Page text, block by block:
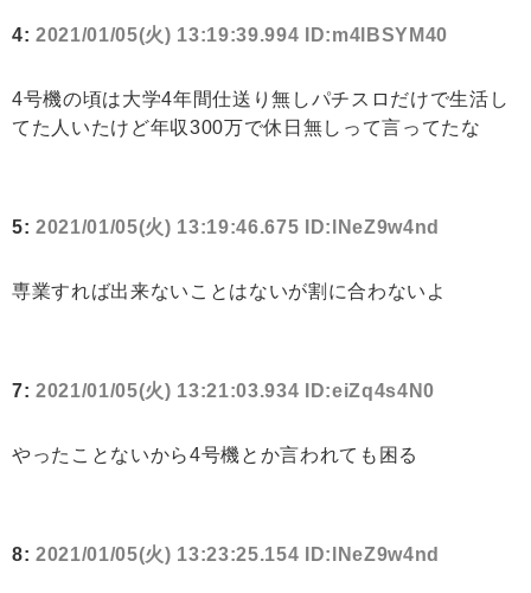
4: 2021/01/05(火) 13:19:39.994 ID:m4lBSYM40
4号機の頃は大学4年間仕送り無しパチスロだけで生活し
てた人いたけど年収300万で休日無しって言ってたな
5: 2021/01/05(火) 13:19:46.675 ID:lNeZ9w4nd
専業すれば出来ないことはないが割に合わないよ
7: 2021/01/05(火) 13:21:03.934 ID:eiZq4s4N0
やったことないから4号機とか言われても困る
8: 2021/01/05(火) 13:23:25.154 ID:lNeZ9w4nd